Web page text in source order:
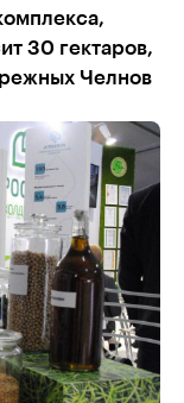
30 гектаров,
Челнов